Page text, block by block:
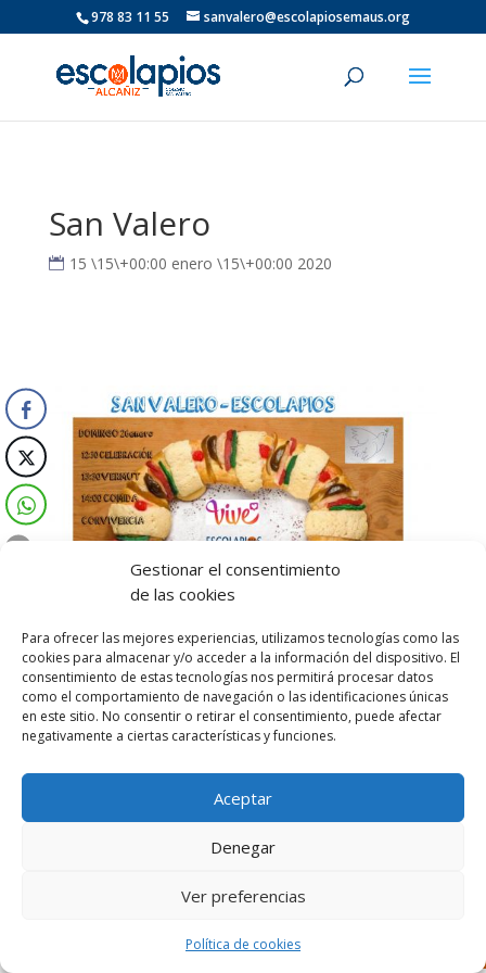
Gestionar el consentimiento
de las cookies
Para ofrecer las mejores experiencias, utilizamos tecnologías como las
cookies para almacenar y/o acceder a la información del dispositivo. El
consentimiento de estas tecnologías nos permitirá procesar datos
como el comportamiento de navegación o las identificaciones únicas
en este sitio. No consentir o retirar el consentimiento, puede afectar
negativamente a ciertas características y funciones.
Aceptar
Denegar
Ver preferencias
Política de cookies
978 83 11 55 sanvalero@escolapiosemaus.org
San Valero
15 \15\+00:00 enero \15\+00:00 2020
Aviso Legal-